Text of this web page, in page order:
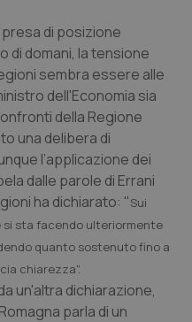
Trento
Ulcerosa
neurodegenerative
di posizione
di domani, la tensione
sembra essere alle
dell'Economia sia
della Regione
una delibera di
l’applicazione dei
dalle parole di Errani
ha dichiarato: "Sui
sta facendo ulteriormente
quanto sostenuto fino a
chiarezza".
un'altra dichiarazione,
parla di un